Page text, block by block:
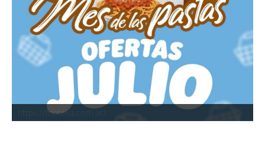
https://frioteka.com.ar/